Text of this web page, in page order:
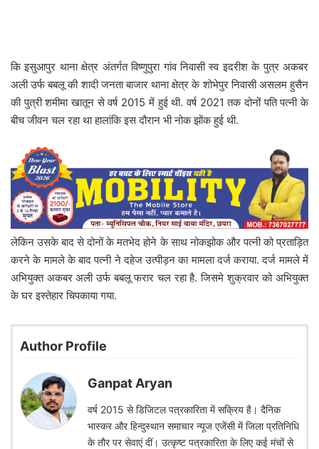
कि इसुआपुर थाना क्षेत्र अंतर्गत विष्णुपुरा गांव निवासी स्व इदरीश के पुत्र अकबर
अली उर्फ बबलू की शादी जनता बाजार थाना क्षेत्र के शोभेपुर निवासी असलम हुसैन
की पुत्री शमीमा खातून से वर्ष 2015 में हुई थी. वर्ष 2021 तक दोनों पति पत्नी के
बीच जीवन चल रहा था हालांकि इस दौरान भी नोक झोंक हुई थी.
लेकिन उसके बाद से दोनों के मतभेद होने के साथ नोकझोक और पत्नी को प्रताड़ित
करने के मामले के बाद पत्नी ने दहेज उत्पीड़न का मामला दर्ज कराया. दर्ज मामले में
अभियुक्त अकबर अली उर्फ बबलू फरार चल रहा है. जिसमे शुक्रवार को अभियुक्त
के घर इस्तेहार चिपकाया गया.
Author Profile
Ganpat Aryan
वर्ष 2015 से डिजिटल पत्रकारिता में सक्रिय है। दैनिक
भास्कर और हिन्दुस्थान समाचार न्यूज एजेंसी में जिला प्रतिनिधि
के तौर पर सेवाएं दीं। उत्कृष्ट पत्रकारिता के लिए कई मंचों से